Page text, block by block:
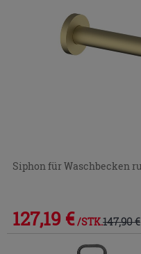
Siphon für Waschbecken
127,19 € /STK.147,90 €